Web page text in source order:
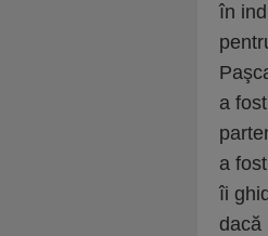
în
a
a
îi
dacă